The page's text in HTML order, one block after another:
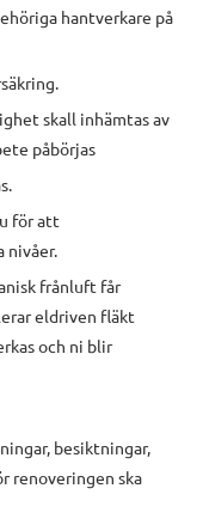
hantverkare på
skall inhämtas av
påbörjas
för att
nivåer.
frånluft får
eldriven fläkt
och ni blir
besiktningar,
renoveringen ska